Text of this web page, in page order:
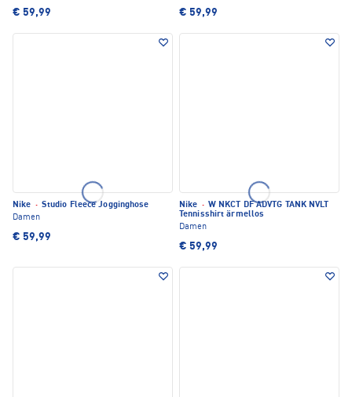
€ 59,99 € 59,99
Nike · Studio Fleece Jogginghose
Damen
€ 59,99
Nike · W NKCT DF ADVTG TANK NVLT
Tennisshirt ärmellos
Damen
€ 59,99